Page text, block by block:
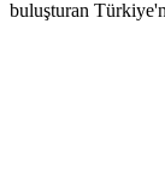
buluşturan